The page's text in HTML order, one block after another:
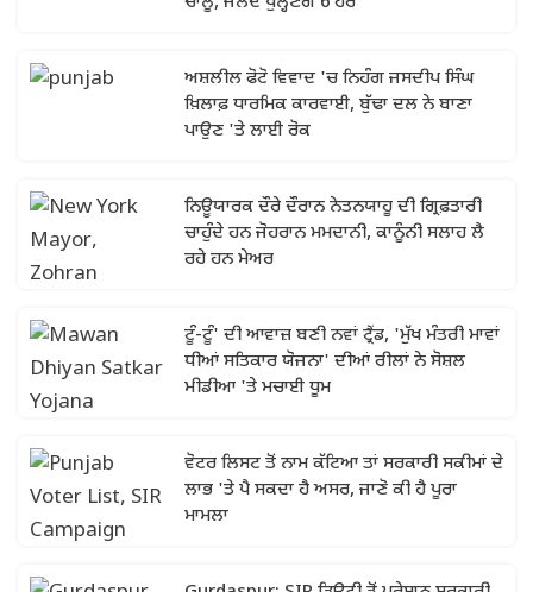
ਅਸ਼ਲੀਲ ਫੋਟੋ ਵਿਵਾਦ 'ਚ ਨਿਹੰਗ ਜਸਦੀਪ ਸਿੰਘ
ਖ਼ਿਲਾਫ਼ ਧਾਰਮਿਕ ਕਾਰਵਾਈ, ਬੁੱਢਾ ਦਲ ਨੇ ਬਾਣਾ
ਪਾਉਣ 'ਤੇ ਲਾਈ ਰੋਕ
ਨਿਊਯਾਰਕ ਦੌਰੇ ਦੌਰਾਨ ਨੇਤਨਯਾਹੂ ਦੀ ਗ੍ਰਿਫ਼ਤਾਰੀ
ਚਾਹੁੰਦੇ ਹਨ ਜੋਹਰਾਨ ਮਮਦਾਨੀ, ਕਾਨੂੰਨੀ ਸਲਾਹ ਲੈ
ਰਹੇ ਹਨ ਮੇਅਰ
ਟੂੰ-ਟੂੰ' ਦੀ ਆਵਾਜ਼ ਬਣੀ ਨਵਾਂ ਟ੍ਰੈਂਡ, 'ਮੁੱਖ ਮੰਤਰੀ ਮਾਵਾਂ
ਧੀਆਂ ਸਤਿਕਾਰ ਯੋਜਨਾ' ਦੀਆਂ ਰੀਲਾਂ ਨੇ ਸੋਸ਼ਲ
ਮੀਡੀਆ 'ਤੇ ਮਚਾਈ ਧੂਮ
ਵੋਟਰ ਲਿਸਟ ਤੋਂ ਨਾਮ ਕੱਟਿਆ ਤਾਂ ਸਰਕਾਰੀ ਸਕੀਮਾਂ ਦੇ
ਲਾਭ 'ਤੇ ਪੈ ਸਕਦਾ ਹੈ ਅਸਰ, ਜਾਣੋ ਕੀ ਹੈ ਪੂਰਾ
ਮਾਮਲਾ